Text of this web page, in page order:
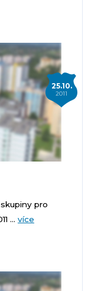
25.10.
2011
pro
... více